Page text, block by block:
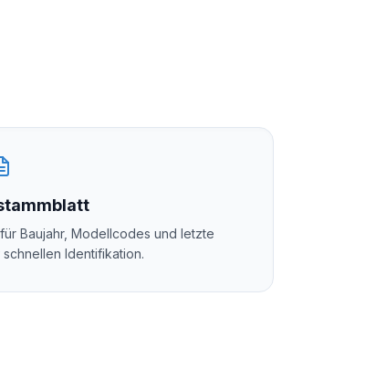
Baujahr, Modellcodes und letzte
Identifikation.